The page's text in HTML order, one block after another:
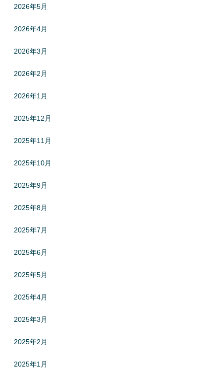
2026年5月
2026年4月
2026年3月
2026年2月
2026年1月
2025年12月
2025年11月
2025年10月
2025年9月
2025年8月
2025年7月
2025年6月
2025年5月
2025年4月
2025年3月
2025年2月
2025年1月